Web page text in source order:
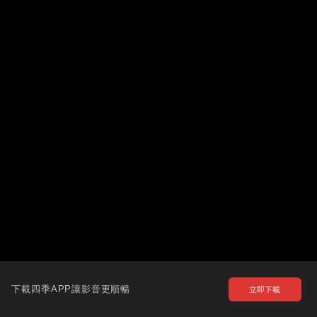
下載四季APP讓影音更順暢 立即下載